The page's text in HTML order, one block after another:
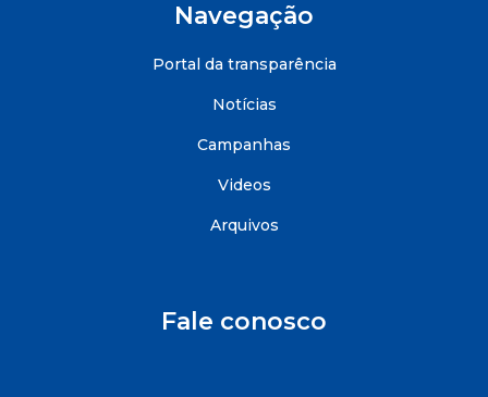
Navegação
Portal da transparência
Notícias
Campanhas
Videos
Arquivos
Fale conosco